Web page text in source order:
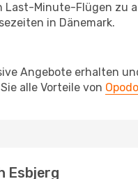
Last-Minute-Flügen
in Dänemark.
Angebote erhalten
alle Vorteile von
Esbjerg